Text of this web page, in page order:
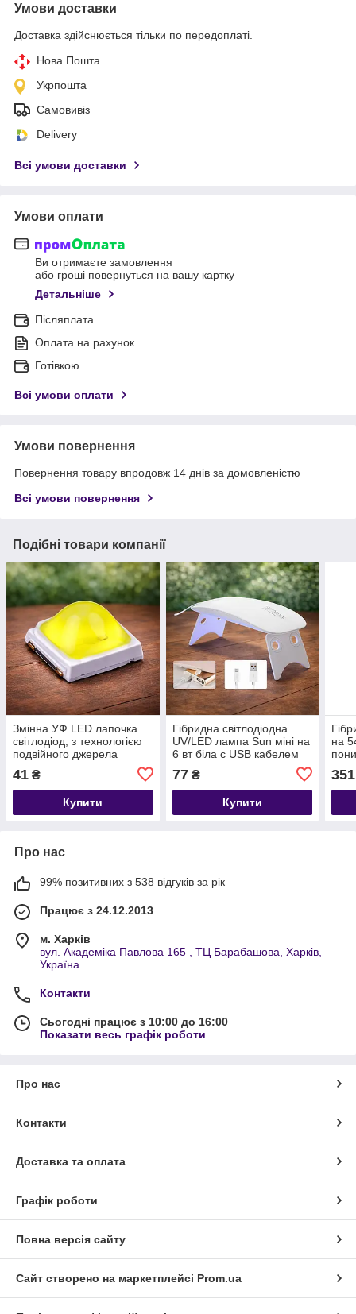
Умови доставки
Доставка здійснюється тільки по передоплаті.
Нова Пошта
Укрпошта
Самовивіз
Delivery
Всі умови доставки
Умови оплати
Ви отримаєте замовлення
або гроші повернуться на вашу картку
Детальніше
Післяплата
Оплата на рахунок
Готівкою
Всі умови оплати
Умови повернення
Повернення товару впродовж 14 днів за домовленістю
Всі умови повернення
Подібні товари компанії
Змінна УФ LED лапочка
світлодіод, з технологією
подвійного джерела
світла. Для ламп SUNone
36 і 48 вт
41 ₴
Купити
Гібридна світлодіодна
UV/LED лампа Sun міні на
6 вт біла с USB кабелем
77₴
Купити
на
351
Про нас
99% позитивних з 538 відгуків за рік
Працює з 24.12.2013
м. Харків
вул. Академіка Павлова 165 , ТЦ Барабашова, Харків,
Україна
Контакти
Сьогодні працює з 10:00 до 16:00
Показати весь графік роботи
Про нас
Контакти
Доставка та оплата
Графік роботи
Повна версія сайту
Сайт створено на маркетплейсі Prom.ua